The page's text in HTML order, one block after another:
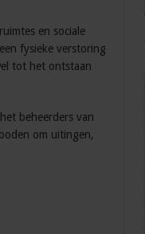
en sociale
fysieke verstoring
tot het ontstaan
beheerders van
om uitingen,